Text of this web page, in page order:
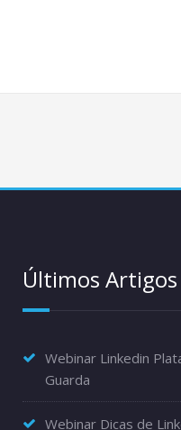
Últimos Artigos
Webinar Linkedin
Guarda
Webinar Dicas de